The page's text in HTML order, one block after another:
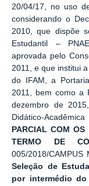
20/04/17, no uso
considerando o
2010, que dispõe
Estudantil –
aprovada pelo
2011, e que institui
do IFAM, a
2011, bem como a
dezembro de
Didático-
PARCIAL COM OS
TERMO DE
005/2018/CAMPUS
Seleção de
por intermédio do